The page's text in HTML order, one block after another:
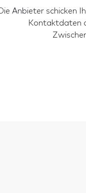
Die Anbieter schicken
Kontaktdaten